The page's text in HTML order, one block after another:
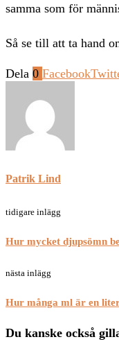
samma som för
Så se till att ta hand
Dela 0 Facebook
Patrik Lind
tidigare inlägg
Hur mycket djupsömn
nästa inlägg
Hur många ml är en
Du kanske också